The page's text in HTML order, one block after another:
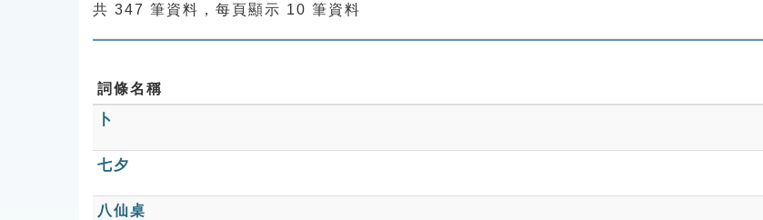
共 347 筆資料，每頁顯示 10 筆資料
詞條名稱
卜
七夕
八仙桌